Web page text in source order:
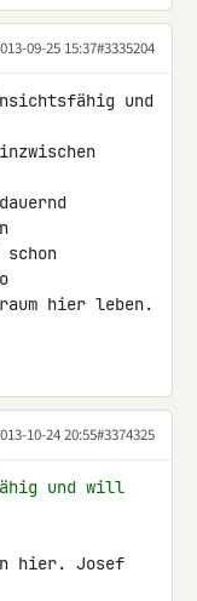
09-25 15:37#3335204
und
hier leben.
10-24 20:55#3374325
und will
hier. Josef